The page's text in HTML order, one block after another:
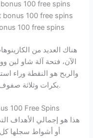
100 free spins
100 free spins
100 free spins
هناك العديد من
الآن، فتحة آلة شاو لين
والربح هو النقطة وراء
بكرات وثلاثة صفوف من الرموز وما مجموعه 5 خطوط دفع.
100 Free Spins
هذا هو إجمالي الأهداف
أو أشواط سجلها كل